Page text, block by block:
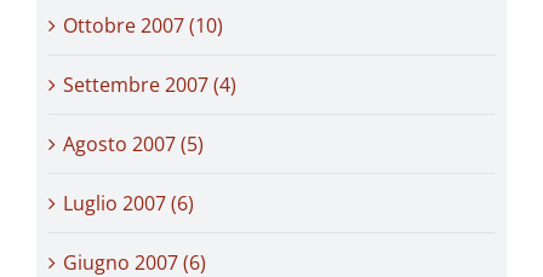
Ottobre 2007 (10)
Settembre 2007 (4)
Agosto 2007 (5)
Luglio 2007 (6)
Giugno 2007 (6)